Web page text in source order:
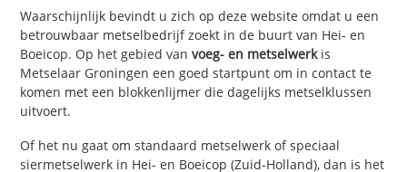
Waarschijnlijk bevindt u zich op deze website omdat u een
betrouwbaar metselbedrijf zoekt in de buurt van Hei- en
Boeicop. Op het gebied van voeg- en metselwerkis
Metselaar Groningen een goed startpunt om in contact te
komen met een blokkenlijmer die dagelijks metselklussen
uitvoert.
Of het nu gaat om standaard metselwerk of speciaal
siermetselwerk in Hei- en Boeicop (Zuid-Holland), dan is het